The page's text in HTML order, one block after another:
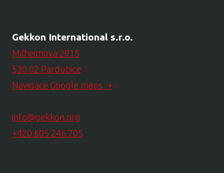
Gekkon International s.r.o.
Milheimova 2915
530 02 Pardubice
Navigace Google maps ➝
info@gekkon.org
+420 605 246 705